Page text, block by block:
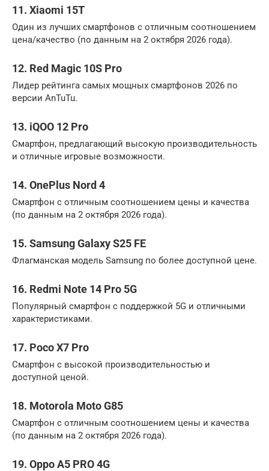
11. Xiaomi 15T
Один из лучших смартфонов с отличным соотношением
цена/качество (по данным на 2 октября 2026 года).
12. Red Magic 10S Pro
Лидер рейтинга самых мощных смартфонов 2026 по
версии AnTuTu.
13. iQOO 12 Pro
Смартфон, предлагающий высокую производительность
и отличные игровые возможности.
14. OnePlus Nord 4
Смартфон с отличным соотношением цены и качества
(по данным на 2 октября 2026 года).
15. Samsung Galaxy S25 FE
Флагманская модель Samsung по более доступной цене.
16. Redmi Note 14 Pro 5G
Популярный смартфон с поддержкой 5G и отличными
характеристиками.
17. Poco X7 Pro
Смартфон с высокой производительностью и
доступной ценой.
18. Motorola Moto G85
Смартфон с отличным соотношением цены и качества
(по данным на 2 октября 2026 года).
19. Oppo A5 PRO 4G